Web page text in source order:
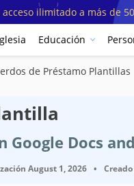
ilimitado a más de
Educación
de Préstamo Plantillas
Docs
August 1, 2026 •